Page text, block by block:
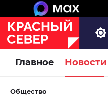
Главное Новости
Общество